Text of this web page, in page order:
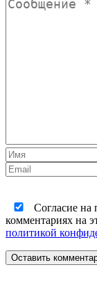
Согласие на
комментариях на
политикой
Оставить